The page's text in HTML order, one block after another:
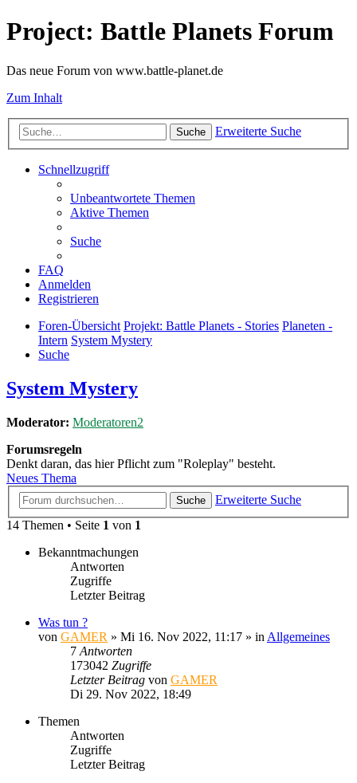
Project: Battle Planets Forum
Das neue Forum von www.battle-planet.de
Zum Inhalt
Suche Erweiterte Suche
Schnellzugriff
Unbeantwortete Themen
Aktive Themen
Suche
FAQ
Anmelden
Registrieren
Foren-Übersicht Projekt: Battle Planets - Stories Planeten -
Intern System Mystery
Suche
System Mystery
Moderator: Moderatoren2
Forumsregeln
Denkt daran, das hier Pflicht zum "Roleplay" besteht.
Neues Thema
Suche
Erweiterte Suche
14 Themen • Seite 1 von 1
Bekanntmachungen
Antworten
Zugriffe
Letzter Beitrag
Was tun ?
von GAMER » Mi 16. Nov 2022, 11:17 » in Allgemeines
7 Antworten
173042 Zugriffe
Letzter Beitrag von GAMER
Di 29. Nov 2022, 18:49
Themen
Antworten
Zugriffe
Letzter Beitrag